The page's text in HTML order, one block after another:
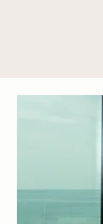
* aus